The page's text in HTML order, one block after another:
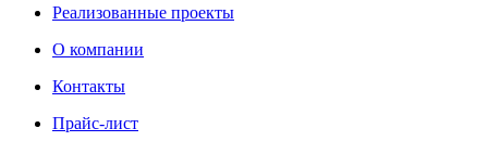
Реализованные проекты
О компании
Контакты
Прайс-лист